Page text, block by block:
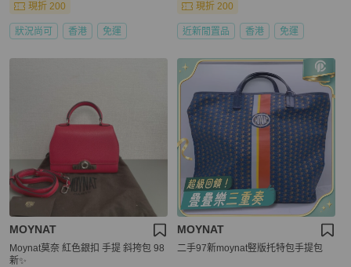
現折 200
狀況尚可 香港 免運
現折 200
近新閒置品 香港 免運
MOYNAT
Moynat莫奈 紅色銀扣 手提 斜挎包 98
新✨️
MOYNAT
二手97新moynat竪版托特包手提包